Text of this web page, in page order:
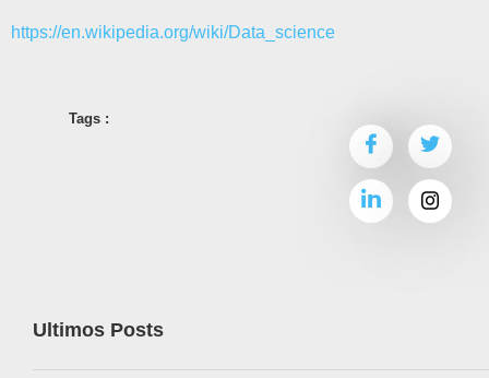
https://en.wikipedia.org/wiki/Data_science
Tags :
Ultimos Posts